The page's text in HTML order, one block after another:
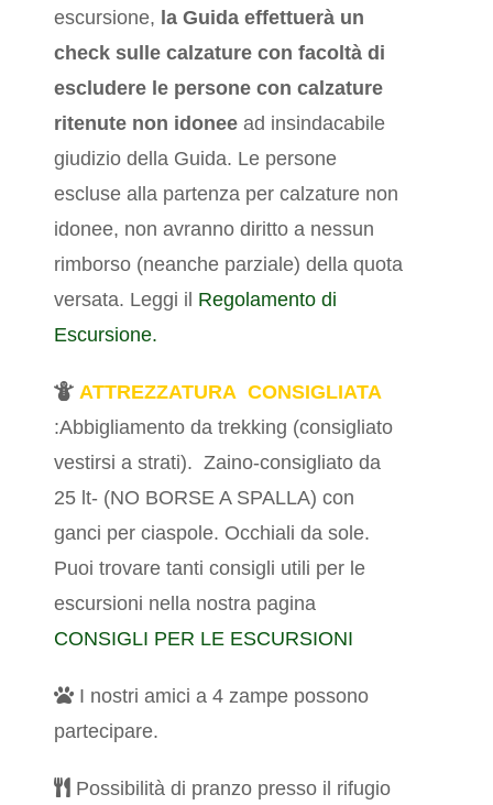
escursione, la Guida effettuerà un
check sulle calzature con facoltà di
escludere le persone con calzature
ritenute non idonee ad insindacabile
giudizio della Guida. Le persone
escluse alla partenza per calzature non
idonee, non avranno diritto a nessun
rimborso (neanche parziale) della quota
versata. Leggi il Regolamento di
Escursione.
ATTREZZATURA CONSIGLIATA
:Abbigliamento da trekking (consigliato
vestirsi a strati).Zaino-consigliato da
25 lt- (NO BORSE A SPALLA) con
ganci per ciaspole. Occhiali da sole.
Puoi trovare tanti consigli utili per le
escursioni nella nostra pagina
CONSIGLI PER LE ESCURSIONI
I nostri amici a 4 zampe possono
partecipare.
Possibilità di pranzo presso il rifugio